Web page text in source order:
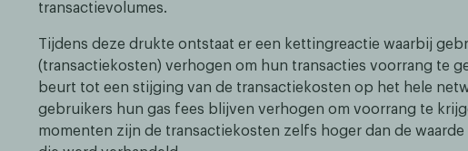
transactievolumes.
Tijdens deze drukte ontstaat er een kettingreactie waarbij
(transactiekosten) verhogen om hun transacties voorrang te
beurt tot een stijging van de transactiekosten op het hele
gebruikers hun gas fees blijven verhogen om voorrang te
momenten zijn de transactiekosten zelfs hoger dan de